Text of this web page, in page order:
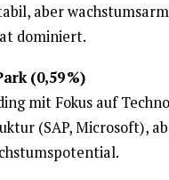
aber
dominiert.
(0,59 %)
mit Fokus auf
(SAP, Microsoft),